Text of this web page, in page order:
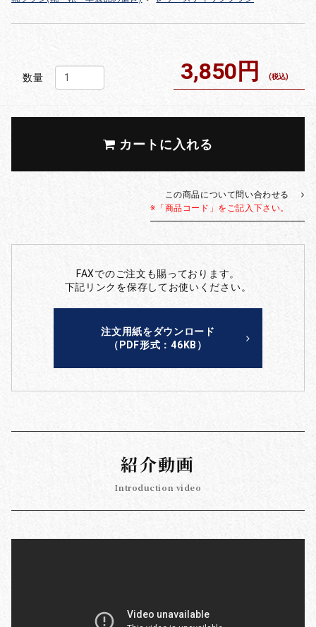
数量 3,850円 (税込)
カートに入れる
この商品について問い合わせる
※「商品コード」をご記入下さい。
FAXでのご注文も賜っております。
下記リンクを保存してお使いください。
注文用紙をダウンロード
（PDF形式：46KB）
紹介動画
Introduction video